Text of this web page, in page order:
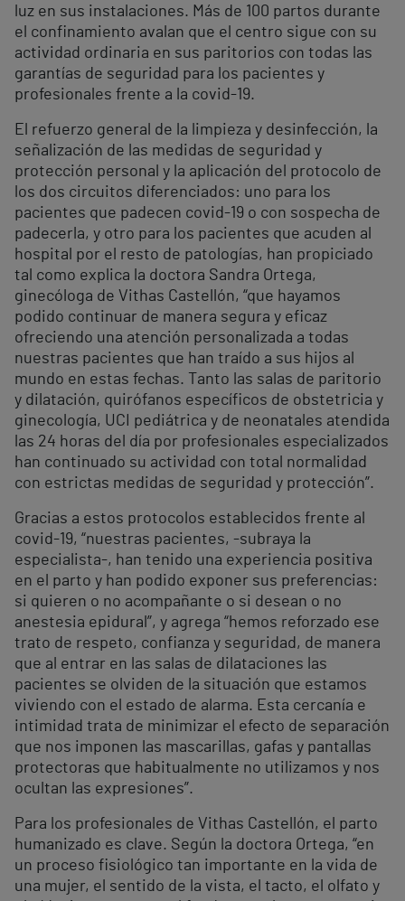
luz en sus instalaciones. Más de 100 partos durante
el confinamiento avalan que el centro sigue con su
actividad ordinaria en sus paritorios con todas las
garantías de seguridad para los pacientes y
profesionales frente a la covid-19.
El refuerzo general de la limpieza y desinfección, la
señalización de las medidas de seguridad y
protección personal y la aplicación del protocolo de
los dos circuitos diferenciados: uno para los
pacientes que padecen covid-19 o con sospecha de
padecerla, y otro para los pacientes que acuden al
hospital por el resto de patologías, han propiciado
tal como explica la doctora Sandra Ortega,
ginecóloga de Vithas Castellón, “que hayamos
podido continuar de manera segura y eficaz
ofreciendo una atención personalizada a todas
nuestras pacientes que han traído a sus hijos al
mundo en estas fechas. Tanto las salas de paritorio
y dilatación, quirófanos específicos de obstetricia y
ginecología, UCI pediátrica y de neonatales atendida
las 24 horas del día por profesionales especializados
han continuado su actividad con total normalidad
con estrictas medidas de seguridad y protección”.
Gracias a estos protocolos establecidos frente al
covid-19, “nuestras pacientes, -subraya la
especialista-, han tenido una experiencia positiva
en el parto y han podido exponer sus preferencias:
si quieren o no acompañante o si desean o no
anestesia epidural”, y agrega “hemos reforzado ese
trato de respeto, confianza y seguridad, de manera
que al entrar en las salas de dilataciones las
pacientes se olviden de la situación que estamos
viviendo con el estado de alarma. Esta cercanía e
intimidad trata de minimizar el efecto de separación
que nos imponen las mascarillas, gafas y pantallas
protectoras que habitualmente no utilizamos y nos
ocultan las expresiones”.
Para los profesionales de Vithas Castellón, el parto
humanizado es clave. Según la doctora Ortega, “en
un proceso fisiológico tan importante en la vida de
una mujer, el sentido de la vista, el tacto, el olfato y